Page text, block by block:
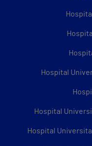
Hospital
Hospital
Hospital